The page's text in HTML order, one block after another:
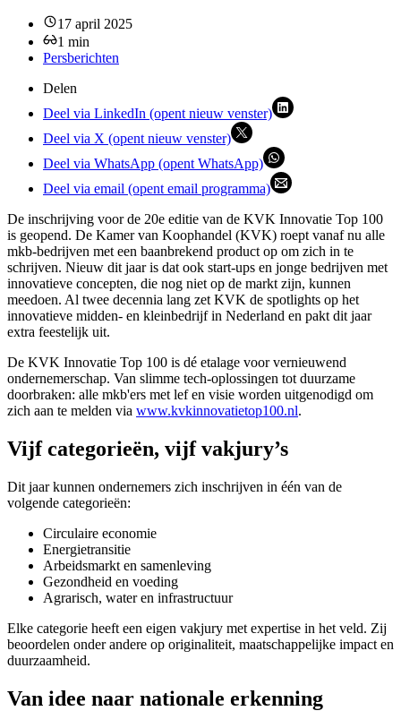
17 april 2025
1 min
Persberichten
Delen
Deel via LinkedIn (opent nieuw venster)
Deel via X (opent nieuw venster)
Deel via WhatsApp (opent WhatsApp)
Deel via email (opent email programma)
De inschrijving voor de 20e editie van de KVK Innovatie Top 100
is geopend. De Kamer van Koophandel (KVK) roept vanaf nu alle
mkb-bedrijven met een baanbrekend product op om zich in te
schrijven. Nieuw dit jaar is dat ook start-ups en jonge bedrijven met
innovatieve concepten, die nog niet op de markt zijn, kunnen
meedoen. Al twee decennia lang zet KVK de spotlights op het
innovatieve midden- en kleinbedrijf in Nederland en pakt dit jaar
extra feestelijk uit.
De KVK Innovatie Top 100 is dé etalage voor vernieuwend
ondernemerschap. Van slimme tech-oplossingen tot duurzame
doorbraken: alle mkb'ers met lef en visie worden uitgenodigd om
zich aan te melden via www.kvkinnovatietop100.nl.
Vijf categorieën, vijf vakjury’s
Dit jaar kunnen ondernemers zich inschrijven in één van de
volgende categorieën:
Circulaire economie
Energietransitie
Arbeidsmarkt en samenleving
Gezondheid en voeding
Agrarisch, water en infrastructuur
Elke categorie heeft een eigen vakjury met expertise in het veld. Zij
beoordelen onder andere op originaliteit, maatschappelijke impact en
duurzaamheid.
Van idee naar nationale erkenning